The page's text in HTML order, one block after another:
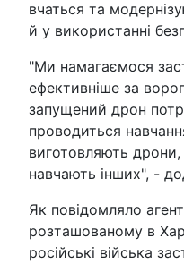
вчаться та
й у використанні
"Ми намагаємося
ефективніше за
запущений дрон
проводиться
виготовляють дрони,
навчають інших", -
Як повідомляло
розташованому в
російські війська